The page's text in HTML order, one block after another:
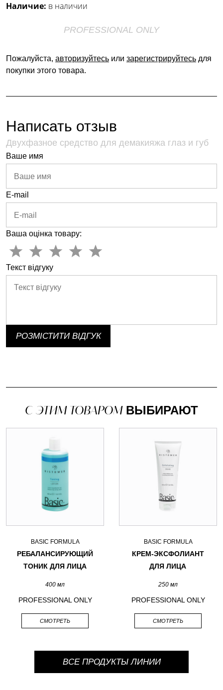
Наличие: в наличии
PROFESSIONAL ONLY
Пожалуйста, авторизуйтесь или зарегистрируйтесь для
покупки этого товара.
Написать отзыв
Двухфазное средство для демакияжа глаз и губ
Ваше имя
E-mail
Ваша оцінка товару:
Текст відгуку
РОЗМІСТИТИ ВІДГУК
С ЭТИМ ТОВАРОМВЫБИРАЮТ
BASIC FORMULA
РЕБАЛАНСИРУЮЩИЙ
ТОНИК ДЛЯ ЛИЦА
400 мл
PROFESSIONAL ONLY
СМОТРЕТЬ
BASIC FORMULA
КРЕМ-ЭКСФОЛИАНТ
ДЛЯ ЛИЦА
250 мл
PROFESSIONAL ONLY
СМОТРЕТЬ
ВСЕ ПРОДУКТЫ ЛИНИИ